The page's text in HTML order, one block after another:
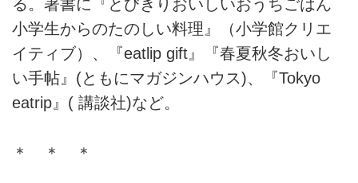
る。著書に『とびきりおいしいおうちごはん
小学生からのたのしい料理』（小学館クリエ
イティブ）、『eatlip gift』『春夏秋冬おいし
い手帖』(ともにマガジンハウス)、『Tokyo
eatrip』( 講談社)など。
＊ ＊ ＊